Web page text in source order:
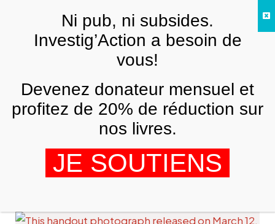
Tamara Nassar
FRNi pub, ni subsides.
Investig’Action a besoin de
vous!
Devenez donateur mensuel et
profitez de 20% de réduction sur
nos livres.
JE SOUTIENS